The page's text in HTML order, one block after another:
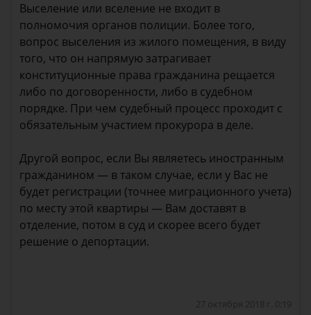
Выселение или вселение не входит в
полномочия органов полиции. Более того,
вопрос выселения из жилого помещения, в виду
того, что он напрямую затрагивает
конституционные права гражданина рещается
либо по договоренности, либо в судебном
порядке. При чем судебный процесс проходит с
обязательным участием прокурора в деле.
Другой вопрос, если Вы являетесь иностранным
гражданином — в таком случае, если у Вас не
будет регистрации (точнее миграционного учета)
по месту этой квартиры — Вам доставят в
отделение, потом в суд и скорее всего будет
решение о депортации.
27 октября 2018 г. 0:19